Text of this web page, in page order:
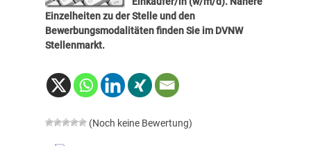
Einzelheiten zu der Stelle und den
Bewerbungsmodalitäten finden Sie im DVNW
Stellenmarkt.
(Noch keine Bewertung)